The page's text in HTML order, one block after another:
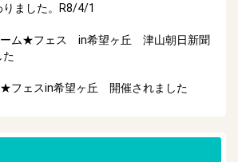
ました。R8/4/1
ム★フェス in希望ヶ丘 津山朝日新聞
た
ェスin希望ヶ丘 開催されました